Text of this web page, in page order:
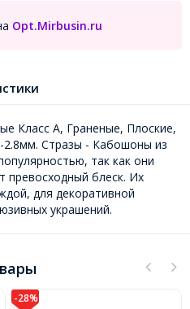
Opt.Mirbusin.ru
Класс А, Граненые, Плоские,
2.8мм. Стразы - Кабошоны из
так как они
превосходный блеск. Их
для декоративной
украшений.
-28%